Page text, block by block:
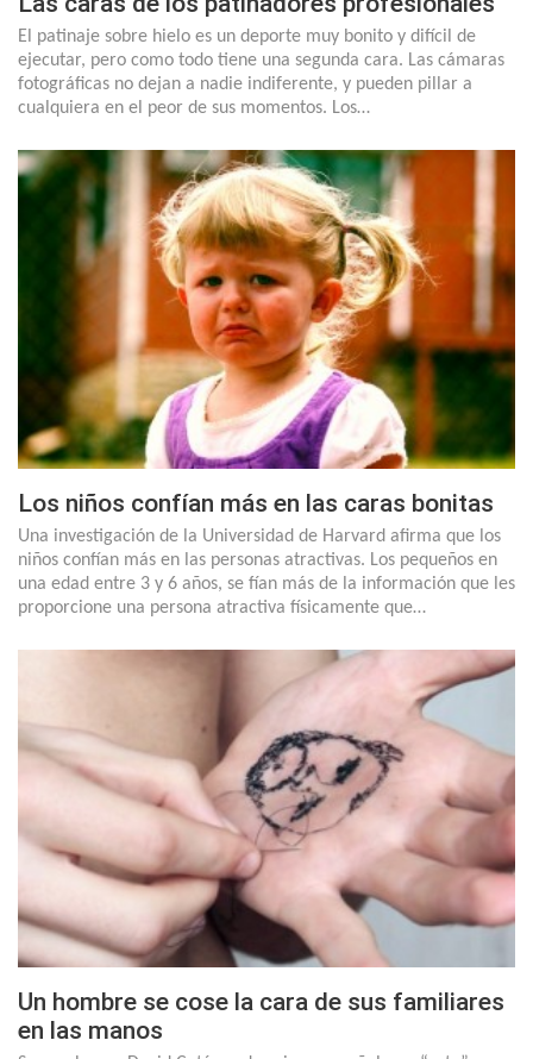
El patinaje sobre hielo es un deporte muy bonito y difícil de
ejecutar, pero como todo tiene una segunda cara. Las cámaras
fotográficas no dejan a nadie indiferente, y pueden pillar a
cualquiera en el peor de sus momentos. Los…
Los niños confían más en las caras bonitas
Una investigación de la Universidad de Harvard afirma que los
niños confían más en las personas atractivas. Los pequeños en
una edad entre 3 y 6 años, se fían más de la información que les
proporcione una persona atractiva físicamente que…
Un hombre se cose la cara de sus familiares
en las manos